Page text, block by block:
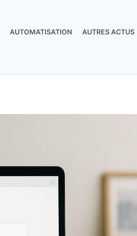
AUTOMATISATION AUTRES ACTUS